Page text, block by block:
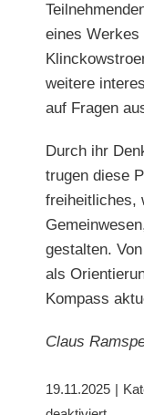
eines Werkes
weitere
auf Fragen
Durch ihr
trugen diese
freiheitliches,
gestalten. Von
als
Kompass
Claus
19.11.2025 |